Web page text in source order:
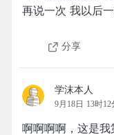
再说一次 我以后
分享
学沫本人
9月18日 13时12
啊啊啊啊，这是